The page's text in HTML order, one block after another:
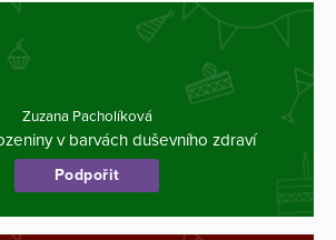
Zuzana Pacholíková
v barvách duševního zdraví
Podpořit